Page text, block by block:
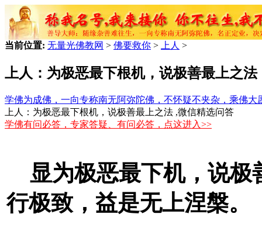
当前位置: 无量光佛教网 > 佛要救你 > 上人 >
上人：为极恶最下根机，说极善最上之法
学佛为成佛，一向专称南无阿弥陀佛，不怀疑不夹杂，乘佛大
上人：为极恶最下根机，说极善最上之法 ,微信精选问答
学佛有问必答，专家答疑、有问必答，点这进入>>
显为极恶最下机，说极
行极致，益是无上涅槃。